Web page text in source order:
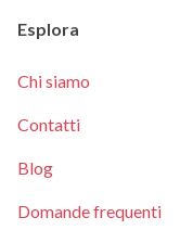
Esplora
Chi siamo
Contatti
Blog
Domande frequenti